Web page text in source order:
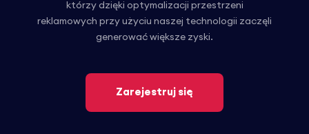
którzy dzięki optymalizacji przestrzeni
reklamowych przy użyciu naszej technologii zaczęli
generować większe zyski.
Zarejestruj się